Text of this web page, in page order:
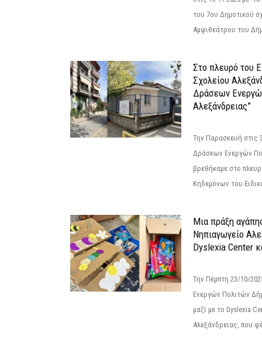
του 7ου Δημοτικού
Αμφιθεάτρου του
Στο πλευρό του
Σχολείου
Δράσεων
Αλεξάνδρειας”
Την Παρασκευή
Δράσεων Ενεργών
βρεθήκαμε στο
Κηδεμόνων του
Μια πράξη
Νηπιαγωγείο
Dyslexia Center
Την Πέμπτη 23/10/
Ενεργών Πολιτών
μαζί με το Dyslexia
Αλεξάνδρειας, που